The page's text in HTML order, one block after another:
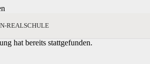
REALSCHULE
hat bereits stattgefunden.